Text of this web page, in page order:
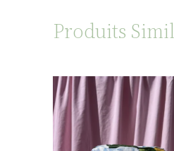
Produits